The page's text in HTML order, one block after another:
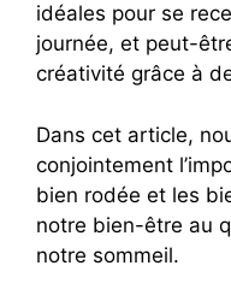
idéales pour se
journée, et peut-
créativité grâce à
Dans cet article,
conjointement
bien rodée et les
notre bien-être au
notre sommeil.